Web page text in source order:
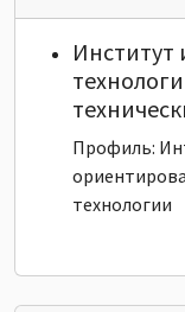
Профиль:
технологии